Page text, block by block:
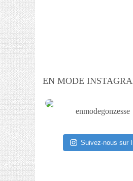
EN MODE
enmodegonzesse
Suivez-nous sur